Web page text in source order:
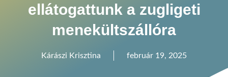
ellátogattunk a zugligeti
menekültszállóra
Kárászi Krisztina február 19, 2025